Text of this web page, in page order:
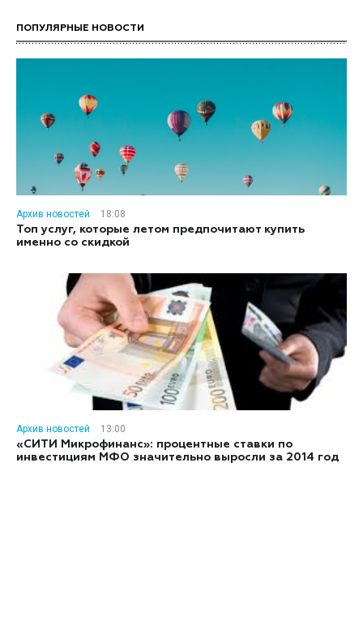
ПОПУЛЯРНЫЕ НОВОСТИ
Архив новостей
18:08
Топ услуг, которые летом предпочитают купить
именно со скидкой
Архив новостей
13:00
«СИТИ Микрофинанс»: процентные ставки по
инвестициям МФО значительно выросли за 2014 год